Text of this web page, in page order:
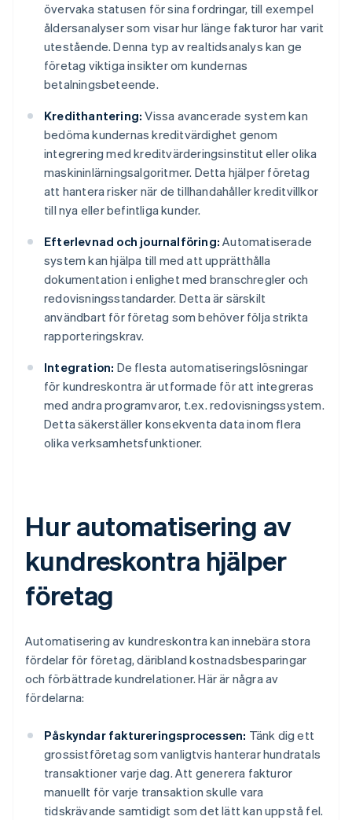
övervaka statusen för sina fordringar, till exempel
åldersanalyser som visar hur länge fakturor har varit
utestående. Denna typ av realtidsanalys kan ge
företag viktiga insikter om kundernas
betalningsbeteende.
Kredithantering: Vissa avancerade system kan
bedöma kundernas kreditvärdighet genom
integrering med kreditvärderingsinstitut eller olika
maskininlärningsalgoritmer. Detta hjälper företag
att hantera risker när de tillhandahåller kreditvillkor
till nya eller befintliga kunder.
Efterlevnad och journalföring: Automatiserade
system kan hjälpa till med att upprätthålla
dokumentation i enlighet med branschregler och
redovisningsstandarder. Detta är särskilt
användbart för företag som behöver följa strikta
rapporteringskrav.
Integration: De flesta automatiseringslösningar
för kundreskontra är utformade för att integreras
med andra programvaror, t.ex. redovisningssystem.
Detta säkerställer konsekventa data inom flera
olika verksamhetsfunktioner.
Hur automatisering av
kundreskontra hjälper
företag
Automatisering av kundreskontra kan innebära stora
fördelar för företag, däribland kostnadsbesparingar
och förbättrade kundrelationer. Här är några av
fördelarna:
Påskyndar faktureringsprocessen: Tänk dig ett
grossistföretag som vanligtvis hanterar hundratals
transaktioner varje dag. Att generera fakturor
manuellt för varje transaktion skulle vara
tidskrävande samtidigt som det lätt kan uppstå fel.